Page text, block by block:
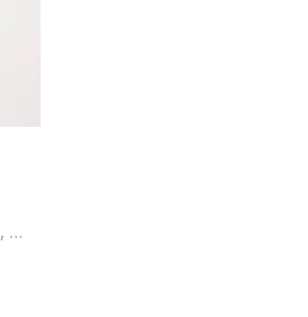
Rochie-camasa cu decupaje, Albastru deschis